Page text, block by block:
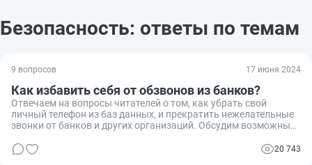
Безопасность: ответы по темам
9 вопросов 17 июня 2024
Как избавить себя от обзвонов из банков?
Отвечаем на вопросы читателей о том, как убрать свой
личный телефон из баз данных, и прекратить нежелательные
звонки от банков и других организаций. Обсудим возможные
читателей и экспертов.
20 743